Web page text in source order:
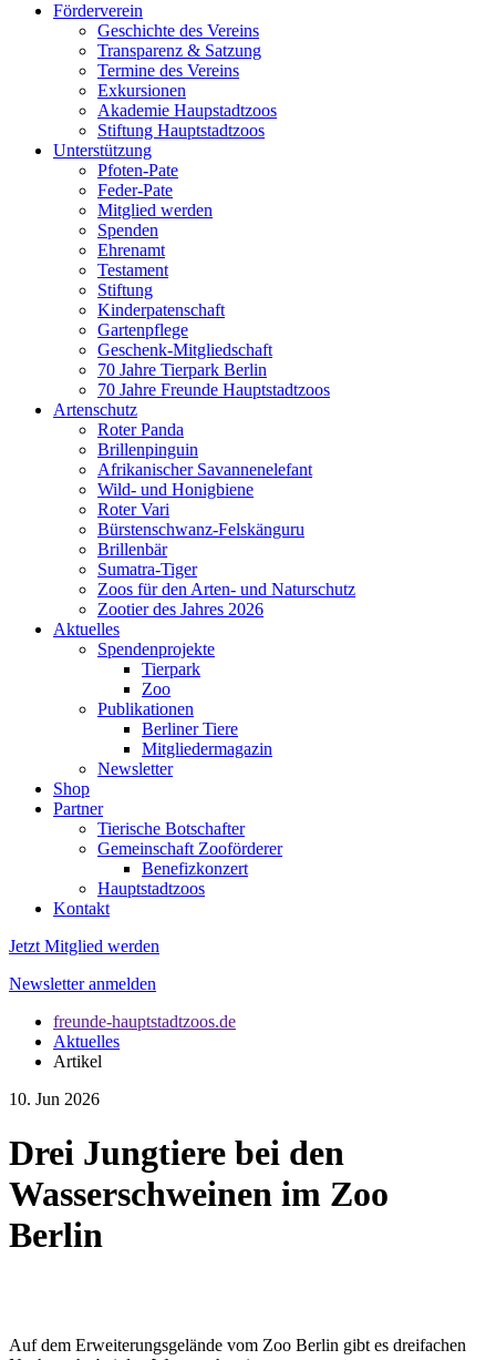
Förderverein
Geschichte des Vereins
Transparenz & Satzung
Termine des Vereins
Exkursionen
Akademie Haupstadtzoos
Stiftung Hauptstadtzoos
Unterstützung
Pfoten-Pate
Feder-Pate
Mitglied werden
Spenden
Ehrenamt
Testament
Stiftung
Kinderpatenschaft
Gartenpflege
Geschenk-Mitgliedschaft
70 Jahre Tierpark Berlin
70 Jahre Freunde Hauptstadtzoos
Artenschutz
Roter Panda
Brillenpinguin
Afrikanischer Savannenelefant
Wild- und Honigbiene
Roter Vari
Bürstenschwanz-Felskänguru
Brillenbär
Sumatra-Tiger
Zoos für den Arten- und Naturschutz
Zootier des Jahres 2026
Aktuelles
Spendenprojekte
Tierpark
Zoo
Publikationen
Berliner Tiere
Mitgliedermagazin
Newsletter
Shop
Partner
Tierische Botschafter
Gemeinschaft Zooförderer
Benefizkonzert
Hauptstadtzoos
Kontakt
Jetzt Mitglied werden
Newsletter anmelden
freunde-hauptstadtzoos.de
Aktuelles
Artikel
10. Jun 2026
Drei Jungtiere bei den
Wasserschweinen im Zoo
Berlin
Auf dem Erweiterungsgelände vom Zoo Berlin gibt es dreifachen